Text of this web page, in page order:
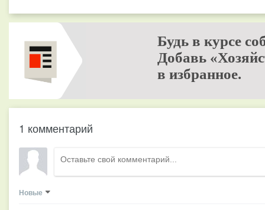
Будь в курсе
Добавь
в избранное.
1 комментарий
Новые